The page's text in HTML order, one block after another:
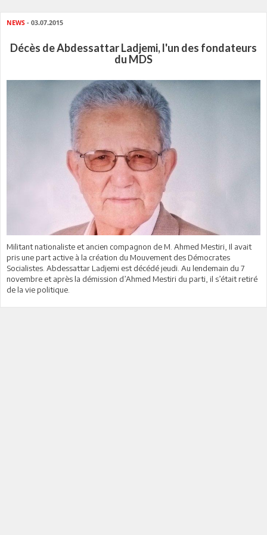
NEWS - 03.07.2015
Décès de Abdessattar Ladjemi, l'un des fondateurs
du MDS
Militant nationaliste et ancien compagnon de M. Ahmed Mestiri, Il avait
pris une part active à la création du Mouvement des Démocrates
Socialistes. Abdessattar Ladjemi est décédé jeudi. Au lendemain du 7
novembre et après la démission d’Ahmed Mestiri du parti, il s’était retiré
de la vie politique.